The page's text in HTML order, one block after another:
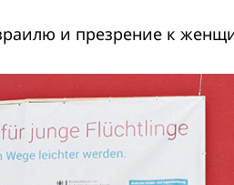
и презрениe к